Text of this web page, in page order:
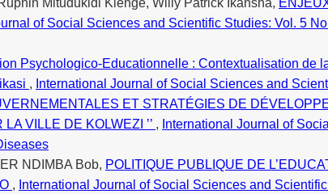
of Social Sciences and Scientific Studies: Vol. 5
Psychologico-Educationnelle : Contextualisation de
, International Journal of Social Sciences and
ET STRATÉGIES DE
VILLE DE KOLWEZI ’’ , International Journal of
NDIMBA Bob, POLITIQUE PUBLIQUE DE
, International Journal of Social Sciences and